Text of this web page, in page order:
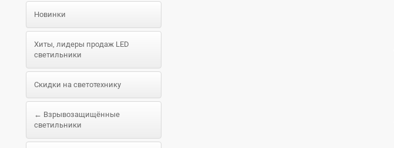
Новинки
Хиты, лидеры продаж LED
светильники
Скидки на светотехнику
← Взрывозащищённые
светильники